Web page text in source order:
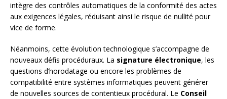
intègre des contrôles automatiques de la conformité des actes
aux exigences légales, réduisant ainsi le risque de nullité pour
vice de forme.
Néanmoins, cette évolution technologique s’accompagne de
nouveaux défis procéduraux. La signature électronique, les
questions d’horodatage ou encore les problèmes de
compatibilité entre systèmes informatiques peuvent générer
de nouvelles sources de contentieux procédural. Le Conseil